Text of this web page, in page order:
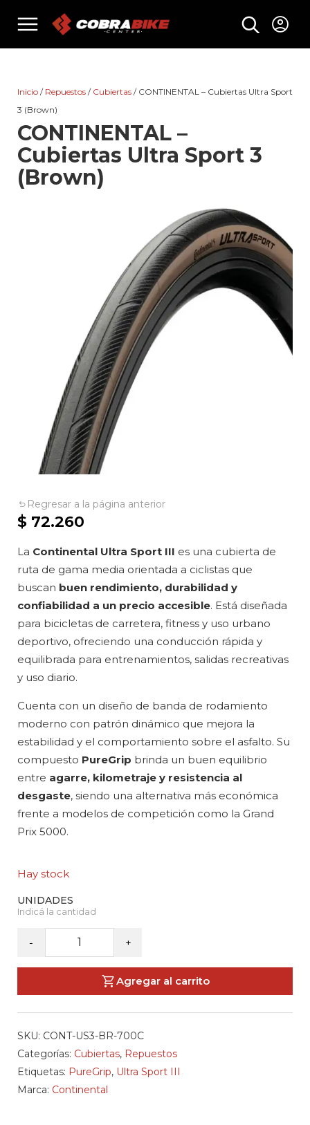
menu
Inicio / Repuestos / Cubiertas / CONTINENTAL – Cubiertas Ultra Sport
3 (Brown)
CONTINENTAL –
Cubiertas Ultra Sport 3
(Brown)
Regresar a la página anterior
$ 72.260
La Continental Ultra Sport III es una cubierta de
ruta de gama media orientada a ciclistas que
buscan buen rendimiento, durabilidad y
confiabilidad a un precio accesible. Está diseñada
para bicicletas de carretera, fitness y uso urbano
deportivo, ofreciendo una conducción rápida y
equilibrada para entrenamientos, salidas recreativas
y uso diario.
Cuenta con un diseño de banda de rodamiento
moderno con patrón dinámico que mejora la
estabilidad y el comportamiento sobre el asfalto. Su
compuesto PureGrip brinda un buen equilibrio
entre agarre, kilometraje y resistencia al
desgaste, siendo una alternativa más económica
frente a modelos de competición como la Grand
Prix 5000.
Hay stock
-
CONTINENTAL
-
Cubiertas
(Brown)
cantidad
+
Agregar al carrito
SKU: CONT-US3-BR-700C
Categorías: Cubiertas, Repuestos
Etiquetas: PureGrip, Ultra Sport III
Marca: Continental